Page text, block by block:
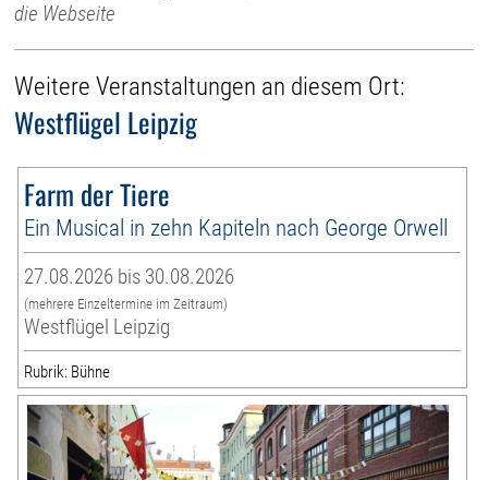
die Webseite
Weitere Veranstaltungen an diesem Ort:
Westflügel Leipzig
Farm der Tiere
Ein Musical in zehn Kapiteln nach George Orwell
27.08.2026 bis 30.08.2026
(mehrere Einzeltermine im Zeitraum)
Westflügel Leipzig
Rubrik: Bühne